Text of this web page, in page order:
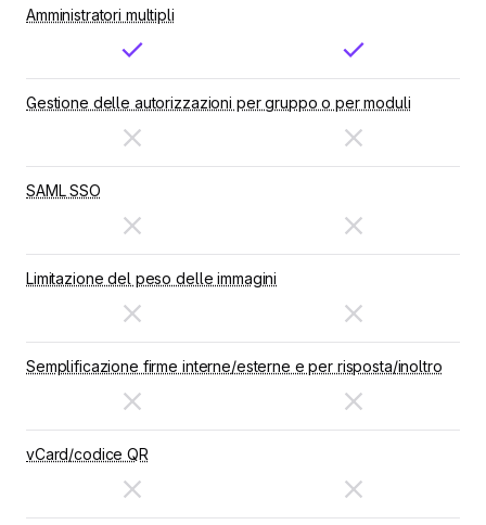
Amministratori multipli
Gestione delle autorizzazioni per gruppo o per moduli
SAML SSO
Limitazione del peso delle immagini
Semplificazione firme interne/esterne e per risposta/inoltro
vCard/codice QR